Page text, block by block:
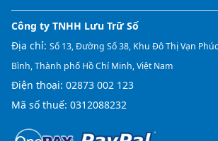
Công ty TNHH Lưu Trữ Số
Địa chỉ: Số 13, Đường Số 38, Khu Đô Thị Vạn
Bình, Thành phố Hồ Chí Minh, Việt Nam
Điện thoại: 02873 002 123
Mã số thuế: 0312088232